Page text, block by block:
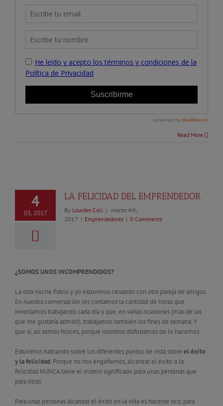
Read More
4
03, 2017
LA FELICIDAD DEL EMPRENDEDOR
By Lourdes Coll |
marzo 4th,
2017 | Emprendedores | 0 Comments
¿SOMOS UNOS INCOMPRENDIDOS?
La otra noche Pablo y yo estuvimos cenando con otra pareja de amigos.
En nuestra conversación les contamos la cantidad de horas que
invertíamos trabajando cada día y que, en varias ocasiones (más de las
que me gustaría admitir), trabajamos también los fines de semana. Y
que sí, así somos felices, porque nosotros disfrutamos de lo hacemos.
Estuvimos hablando sobre los diferentes puntos de vista sobre el éxito
y la felicidad. Porque no nos engañemos, alcanzar el éxito o la
felicidad NUNCA tiene el mismo significado para unas personas que
para otras.
Para unas personas alcanzar el éxito en la vida es hacerse rico, para